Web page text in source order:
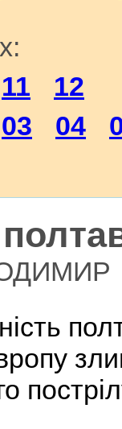
11
12
03 04